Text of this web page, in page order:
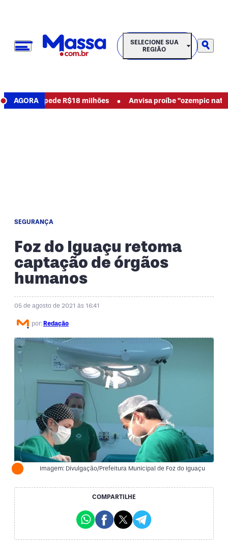
SELECIONE SUA REGIÃO
SELECIONE SUA
REGIÃO
AGORA
e pede R$18 milhões • Anvisa proíbe "ozempic
SEGURANÇA
Foz do Iguaçu retoma
captação de órgãos
humanos
05 de agosto de 2021 às 16:41
por: Redação
Imagem: Divulgação/Prefeitura Municipal de Foz do Iguaçu
COMPARTILHE